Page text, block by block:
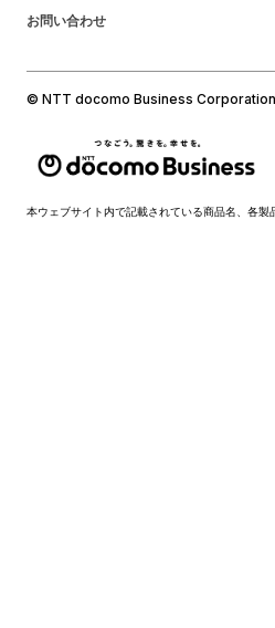
お問い合わせ
© NTT docomo Business Corporation
本ウェブサイト内で記載されている商品名、各製